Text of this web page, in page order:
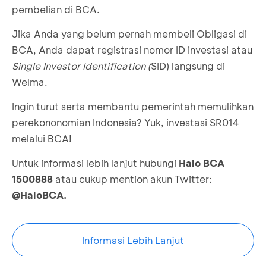
pembelian di BCA.
Jika Anda yang belum pernah membeli Obligasi di
BCA, Anda dapat registrasi nomor ID investasi atau
Single Investor Identification (SID) langsung di
Welma.
Ingin turut serta membantu pemerintah memulihkan
perekononomian Indonesia? Yuk, investasi SR014
melalui BCA!
Untuk informasi lebih lanjut hubungi Halo BCA
1500888 atau cukup mention akun Twitter:
@HaloBCA.
Informasi Lebih Lanjut